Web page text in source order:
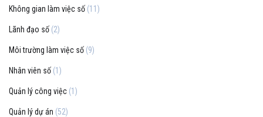
Không gian làm việc số (11)
Lãnh đạo số (2)
Môi trường làm việc số (9)
Nhân viên số (1)
Quản lý công việc (1)
Quản lý dự án (52)